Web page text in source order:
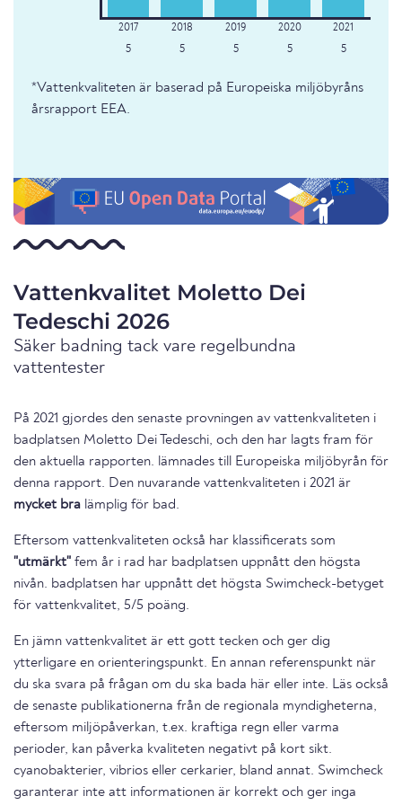
5 5 5 5 5
*Vattenkvaliteten är baserad på Europeiska miljöbyråns
årsrapport EEA.
Vattenkvalitet Moletto Dei
Tedeschi 2026
Säker badning tack vare regelbundna
vattentester
På 2021 gjordes den senaste provningen av vattenkvaliteten i
badplatsen Moletto Dei Tedeschi, och den har lagts fram för
den aktuella rapporten. lämnades till Europeiska miljöbyrån för
denna rapport. Den nuvarande vattenkvaliteten i 2021 är
mycket bra lämplig för bad.
Eftersom vattenkvaliteten också har klassificerats som
"utmärkt" fem år i rad har badplatsen uppnått den högsta
nivån. badplatsen har uppnått det högsta Swimcheck-betyget
för vattenkvalitet, 5/5 poäng.
En jämn vattenkvalitet är ett gott tecken och ger dig
ytterligare en orienteringspunkt. En annan referenspunkt när
du ska svara på frågan om du ska bada här eller inte. Läs också
de senaste publikationerna från de regionala myndigheterna,
eftersom miljöpåverkan, t.ex. kraftiga regn eller varma
perioder, kan påverka kvaliteten negativt på kort sikt.
cyanobakterier, vibrios eller cerkarier, bland annat. Swimcheck
garanterar inte att informationen är korrekt och ger inga